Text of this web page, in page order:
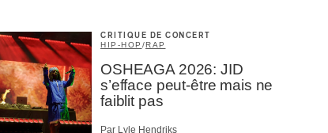
CRITIQUE DE CONCERT
HIP-HOP /RAP
OSHEAGA 2026: JID
s’efface peut-être mais ne
faiblit pas
Par Lyle Hendriks